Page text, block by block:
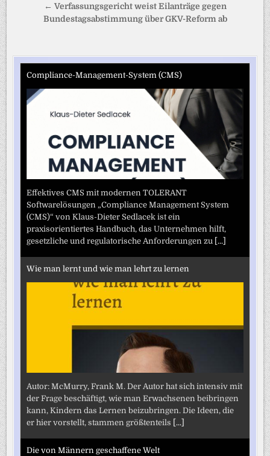
← Verfassungsgericht weist Eilanträge gegen
Bundestagsabstimmung über GKV-Reform ab
Compliance-Management-System (CMS)
Effektives CMS mit modernen TOLERANT
Softwarelösungen „Compliance Management System
(CMS)“ von Klaus-Dieter Sedlacek ist ein
praxisorientiertes Handbuch, das Unternehmen hilft,
gesetzliche und regulatorische Anforderungen zu [...]
Wie man lernt und wie man lehrt zu lernen
Autor: McMurry, Frank M. Der Autor hat sich intensiv mit
der Frage beschäftigt, wie man Erwachsenen beibringen
kann, Kindern das Lernen beizubringen. Die Ideen, die
er hier vorstellt, stammen größtenteils [...]
Die von Männern geschaffene Welt